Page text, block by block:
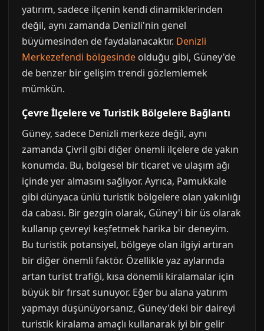
yatırım, sadece ilçenin kendi dinamiklerinden
değil, aynı zamanda Denizli'nin genel
büyümesinden de faydalanacaktır. Denizli
Merkezefendi bölgesinde olduğu gibi, Güney'de
de benzer bir gelişim trendi gözlemlemek
mümkün.
Çevre İlçelere ve Turistik Bölgelere Bağlantı
Güney, sadece Denizli merkeze değil, aynı
zamanda Çivril gibi diğer önemli ilçelere de yakın
konumda. Bu, bölgesel bir ticaret ve ulaşım ağı
içinde yer almasını sağlıyor. Ayrıca, Pamukkale
gibi dünyaca ünlü turistik bölgelere olan yakınlığı
da cabası. Bir gezgin olarak, Güney'i bir üs olarak
kullanıp çevreyi keşfetmek harika bir deneyim.
Bu turistik potansiyel, bölgeye olan ilgiyi artıran
bir diğer önemli faktör. Özellikle yaz aylarında
artan turist trafiği, kısa dönemli kiralamalar için
büyük bir fırsat sunuyor. Eğer bu alana yatırım
yapmayı düşünüyorsanız, Güney'deki bir daireyi
turistik kiralama amaçlı kullanarak iyi bir gelir